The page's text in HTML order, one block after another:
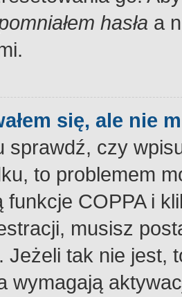
hasła a
się, ale nie
sprawdź, czy
to problemem
funkcje COPPA i
musisz
Jeżeli tak nie jest,
wymagają